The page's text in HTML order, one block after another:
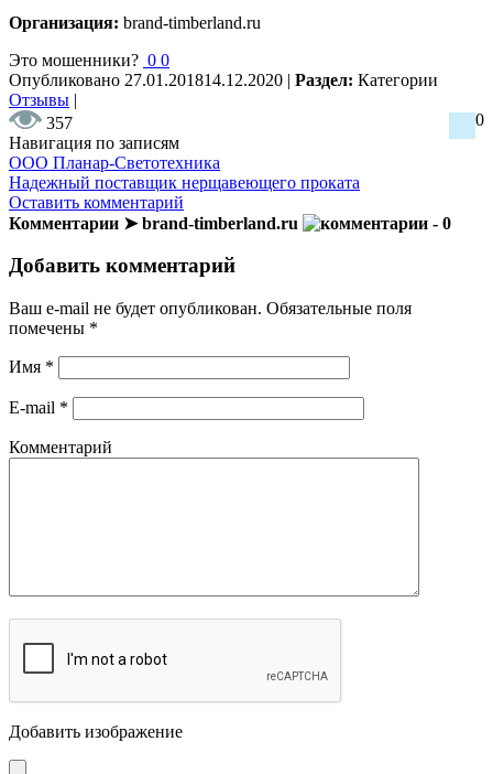
Организация: brand-timberland.ru
Это мошенники? 0 0
Опубликовано 27.01.201814.12.2020 | Раздел: Категории
Отзывы |
357
0
Навигация по записям
ООО Планар-Светотехника
Надежный поставщик нерщавеющего проката
Оставить комментарий
Комментарии ➤ brand-timberland.ru
- 0
Добавить комментарий
Ваш e-mail не будет опубликован. Обязательные поля
помечены *
Имя *
E-mail *
Комментарий
Добавить изображение